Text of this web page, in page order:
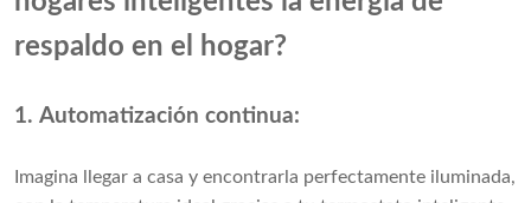
respaldo en el hogar?
1. Automatización continua:
Imagina llegar a casa y encontrarla perfectamente iluminada,